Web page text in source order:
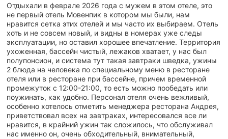
Отдыхали в феврале 2026 года с мужем в этом отеле, это
не первый отель Мовенпик в котором мы были, нам
нравится сетка этих отелей и мы часто их выбираем. Отель
хоть и не совсем новый, и видны в номерах уже следы
эксплуатации, но оставил хорошее впечатление. Территория
ухоженная, бассейн чистый, лежаков хватает, у нас был
полупонсион, и система тут такая завтраки шведка, ужины
2 блюда на человека по специальному меню в ресторане
отеля или в ресторане при бассейне, причем временной
промежуток с 12:00-21:00, то есть можно пообедать или
поужинать, как удобно. Персонал отеля очень вежливый,
особенно хотелось отметить менеджера ресторана Андрея,
приветствовал всех на завтраках, интересовался все ли
нравится, в крайний ужин так сложилось, что обслуживал
нас именно он, очень обходительный, внимательный,